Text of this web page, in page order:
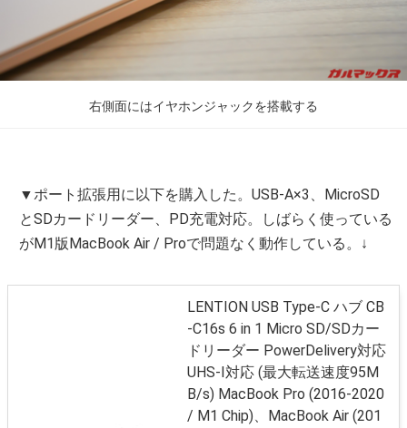
右側面にはイヤホンジャックを搭載する
▼ポート拡張用に以下を購入した。USB-A×3、MicroSD
とSDカードリーダー、PD充電対応。しばらく使っている
がM1版MacBook Air / Proで問題なく動作している。↓
LENTION USB Type-C ハブ CB
-C16s 6 in 1 Micro SD/SDカー
ドリーダー PowerDelivery対応
UHS-I対応 (最大転送速度95M
B/s) MacBook Pro (2016-2020
/ M1 Chip)、MacBook Air (201